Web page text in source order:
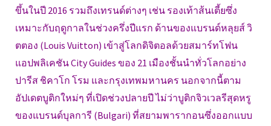
ขึ้นในปี 2016 รวมถึงเทรนด์ต่างๆ เช่น รองเท้าส้นเตี้ยซึ่ง
เหมาะกับฤดูกาลในช่วงครึ่งปีแรก ด้านของแบรนด์หลุยส์ วิ
ตตอง (Louis Vuitton) เข้าสู่โลกดิจิตอลด้วยสมาร์ทโฟน
แอปพลิเคชัน City Guides ของ 21 เมืองชั้นนำทั่วโลกอย่าง
ปารีส ชิคาโก โรม และกรุงเทพมหานคร นอกจากนี้ตาม
อัปเดตบูติกใหม่ๆ ที่เปิดช่วงปลายปี ไม่ว่าบูติกจิวเวลรีสุดหรู
ของแบรนด์บุลการี (Bulgari) ที่สยามพารากอนซึ่งออกแบบ